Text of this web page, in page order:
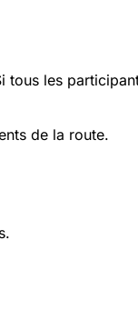
les
de la route.